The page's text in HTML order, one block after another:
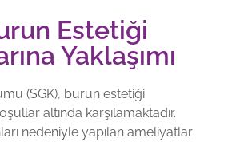
Estetiği
Yaklaşımı
(SGK), burun estetiği
altında karşılamaktadır.
nedeniyle yapılan ameliyatlar